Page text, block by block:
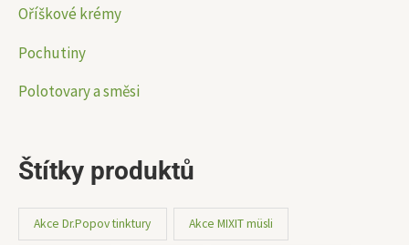
Oříškové krémy
Pochutiny
Polotovary a směsi
Štítky produktů
Akce Dr.Popov tinktury Akce MIXIT müsli